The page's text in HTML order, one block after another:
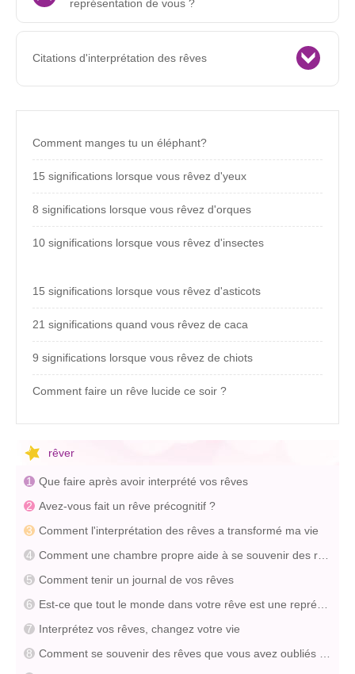
représentation de vous ?
Citations d'interprétation des rêves
Comment manges tu un éléphant?
15 significations lorsque vous rêvez d'yeux
8 significations lorsque vous rêvez d'orques
10 significations lorsque vous rêvez d'insectes
15 significations lorsque vous rêvez d'asticots
21 significations quand vous rêvez de caca
9 significations lorsque vous rêvez de chiots
Comment faire un rêve lucide ce soir ?
rêver
Que faire après avoir interprété vos rêves
Avez-vous fait un rêve précognitif ?
Comment l'interprétation des rêves a transformé ma vie
Comment tenir un journal de vos rêves
Interprétez vos rêves, changez votre vie